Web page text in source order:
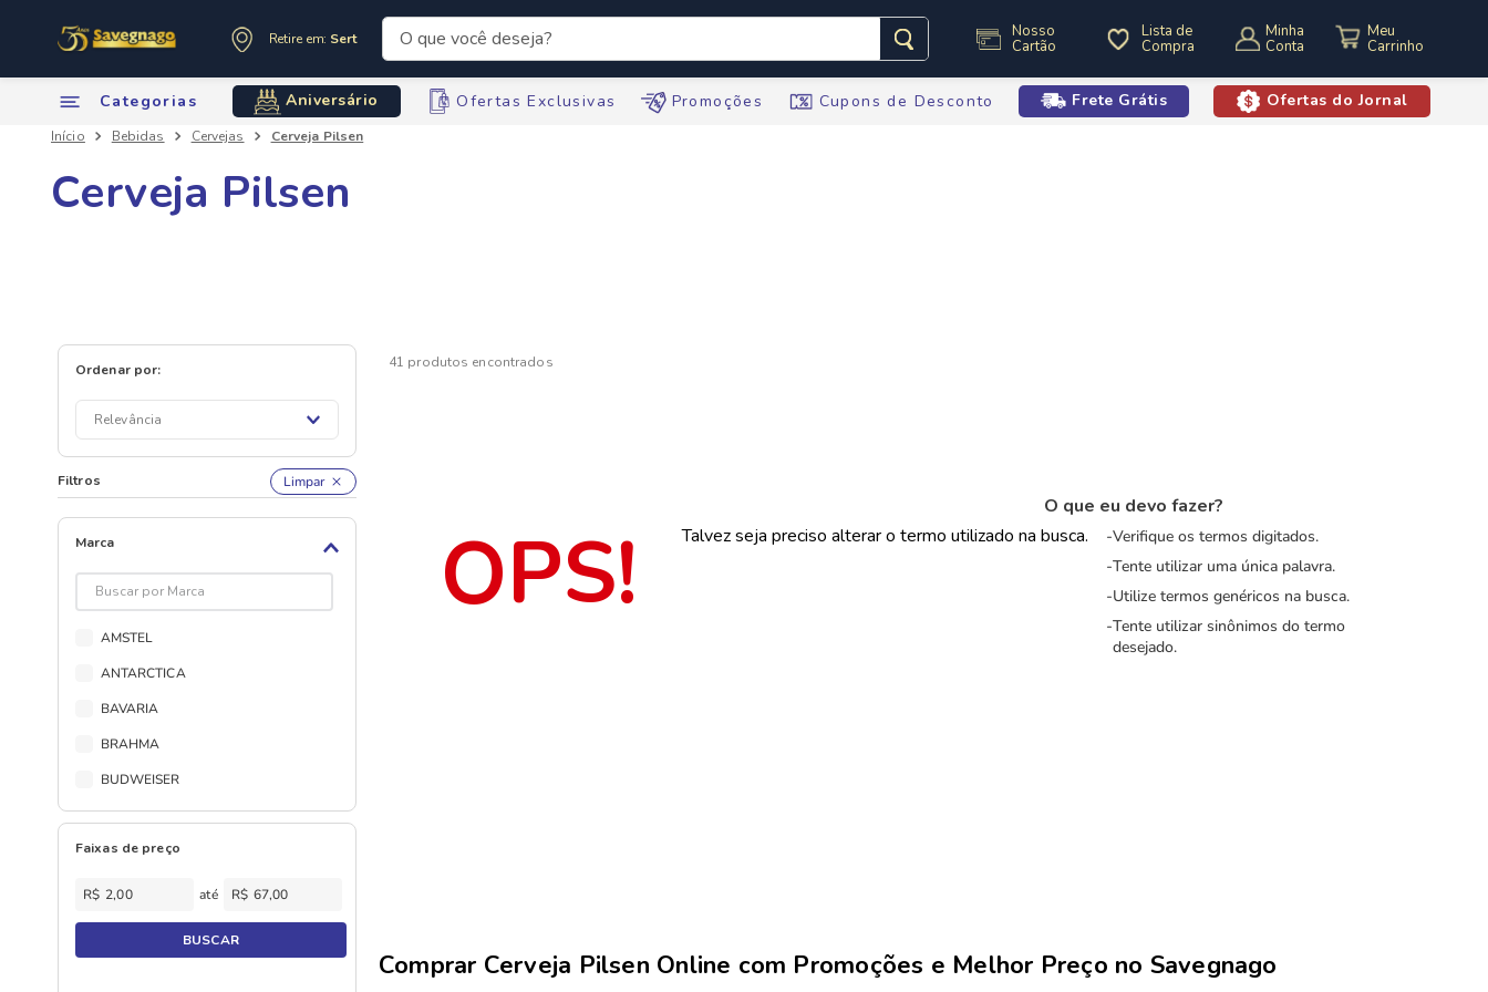
Retire em: Sertãozinho
O que você deseja? Nosso
Cartão
Lista de
Compra
Minha
Conta
Categorias Aniversário Ofertas Exclusivas Promoções Cupons de Desconto Frete Grátis Ofertas do Jornal
Bebidas Cervejas Cerveja Pilsen
Cerveja Pilsen
Relevância
Filtros
Marca
AMSTEL
ANTARCTICA
BAVARIA
BRAHMA
BUDWEISER
CACILDIS
CRYSTAL
IMPERIO
ITAIPAVA
KAISER
Faixas de preço
R$ R$
BUSCAR
41 produtos
Talvez seja preciso alterar o termo utilizado na busca.
O que eu devo fazer?
Verifique os termos digitados.
Tente utilizar uma única palavra.
Utilize termos genéricos na busca.
Tente utilizar sinônimos do termo
desejado.
Comprar Cerveja Pilsen Online com Promoções e Melhor Preço no Savegnago
Termos mais buscados
leite
9º
aniversario